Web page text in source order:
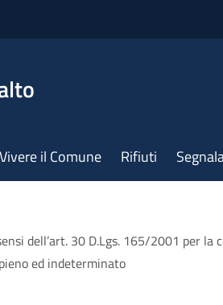
Vivere il Comune Rifiuti
dell’art. 30 D.Lgs. 165/2001 per
ed indeterminato